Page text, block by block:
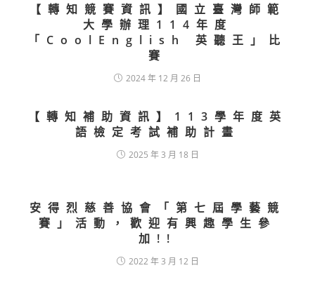
【轉知競賽資訊】國立臺灣師範
大學辦理114年度
「CoolEnglish 英聽王」比
賽
2024 年 12 月 26 日
【轉知補助資訊】113學年度英
語檢定考試補助計畫
2025 年 3 月 18 日
安得烈慈善協會「第七屆學藝競
賽」活動，歡迎有興趣學生參
加!!
2022 年 3 月 12 日